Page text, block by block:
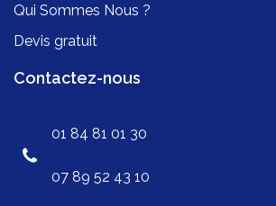
Qui Sommes Nous ?
Devis gratuit
Contactez-nous
01 84 81 01 30
07 89 52 43 10